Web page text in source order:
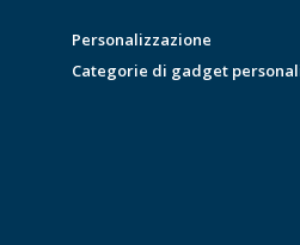
Personalizzazione
Categorie di gadget